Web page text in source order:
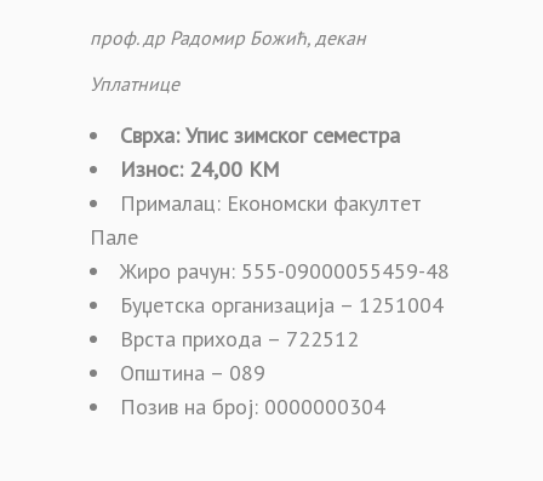
проф. др Радомир Божић, декан
Уплатнице
Сврха: Уписзимског семестра
Износ: 24,00 КМ
Прималац: Економски факултет
Пале
Жиро рачун: 555-09000055459-48
Буџетска организација – 1251004
Врста прихода – 722512
Општина – 089
Позив на број: 0000000304